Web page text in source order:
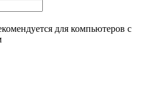
для компьютеров с